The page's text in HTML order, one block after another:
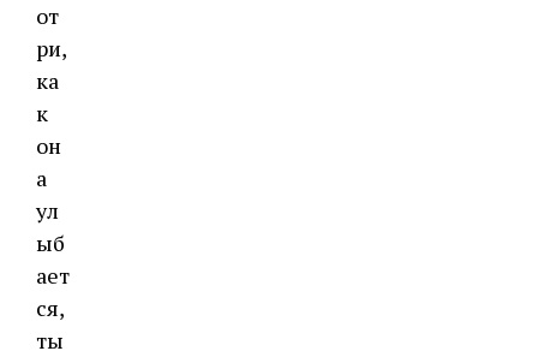
от
ри,
ка
к
он
а
ул
ыб
ает
ся,
ты